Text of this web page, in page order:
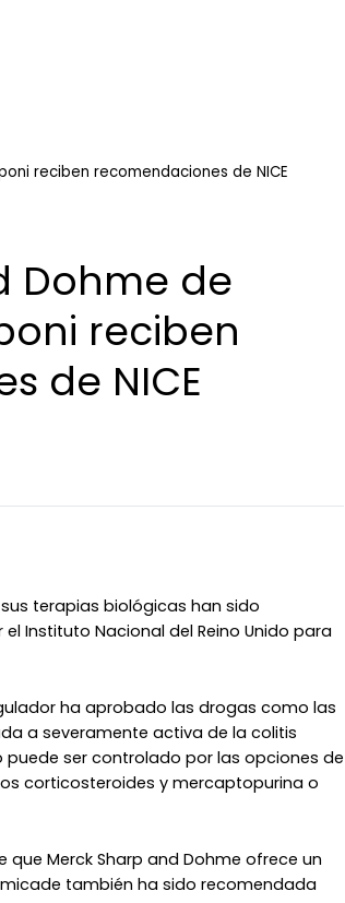
reciben recomendaciones de NICE
Dohme de
reciben
de NICE
terapias biológicas han sido
Instituto Nacional del Reino Unido para
ha aprobado las drogas como las
a severamente activa de la colitis
ser controlado por las opciones de
corticosteroides y mercaptopurina o
Merck Sharp and Dohme ofrece un
también ha sido recomendada